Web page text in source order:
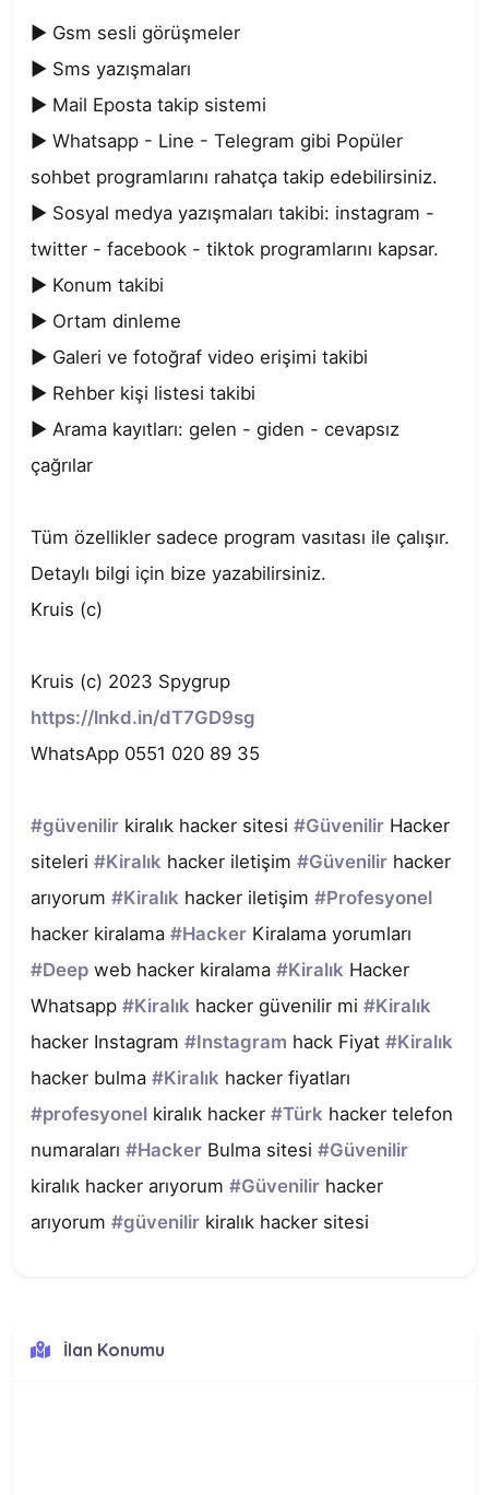
▶ Gsm sesli görüşmeler
▶ Sms yazışmaları
▶ Mail Eposta takip sistemi
▶ Whatsapp - Line - Telegram gibi Popüler
sohbet programlarını rahatça takip edebilirsiniz.
▶ Sosyal medya yazışmaları takibi: instagram -
twitter - facebook - tiktok programlarını kapsar.
▶ Konum takibi
▶ Ortam dinleme
▶ Galeri ve fotoğraf video erişimi takibi
▶ Rehber kişi listesi takibi
▶ Arama kayıtları: gelen - giden - cevapsız
çağrılar
Tüm özellikler sadece program vasıtası ile çalışır.
Detaylı bilgi için bize yazabilirsiniz.
Kruis (c)
https://lnkd.in/dT7GD9sg
WhatsApp 0551 020 89 35
#güvenilir kiralık hacker sitesi #Güvenilir Hacker
siteleri #Kiralık hacker iletişim #Güvenilir hacker
arıyorum #Kiralık hacker iletişim #Profesyonel
hacker kiralama #Hacker
#Deep web hacker kiralama #Kiralık Hacker
Whatsapp #Kiralık hacker güvenilir mi #Kiralık
hacker Instagram #Instagram hack Fiyat #Kiralık
hacker bulma #Kiralık
#profesyonel kiralık hacker #Türk hacker telefon
numaraları #Hacker Bulma sitesi #Güvenilir
kiralık hacker arıyorum #Güvenilir hacker
arıyorum #güvenilir kiralık hacker sitesi
İlan Konumu